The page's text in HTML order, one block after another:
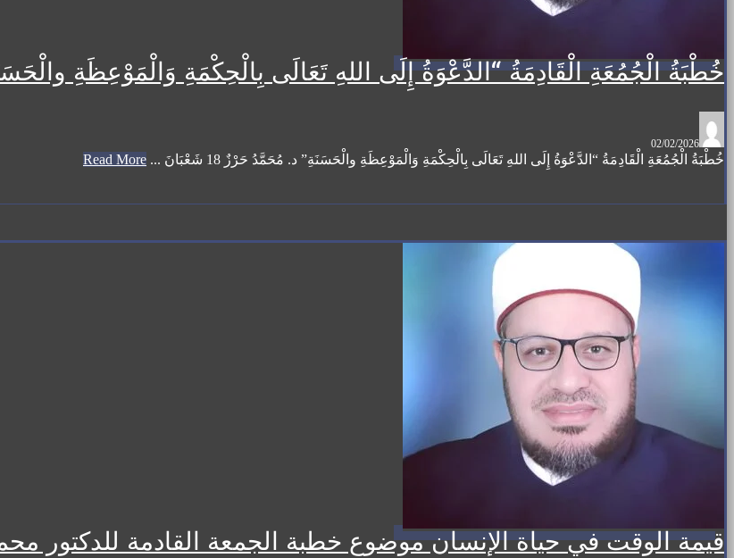
خُطْبَةُ الْجُمُعَةِ الْقَادِمَةُ “الدَّعْوَةُ إِلَى اللهِ تَعَالَى بِالْحِكْمَةِ وَالْمَوْعِظَةِ
02/02/2026
خُطْبَةُ الْجُمُعَةِ الْقَادِمَةُ “الدَّعْوَةُ إِلَى اللهِ تَعَالَى بِالْحِكْمَةِ وَالْمَوْعِظَةِ والْحَسَنَةِ” د. مُحَمَّدُ حَرْزٌ 18 شَعْبَانَ ... Read More
قيمة الوقت في حياة الإنسان موضوع خطبة الجمعة القادمة للدكتور